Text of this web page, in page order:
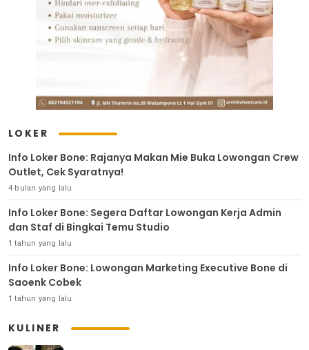
LOKER
Info Loker Bone: Rajanya Makan Mie Buka Lowongan Crew
Outlet, Cek Syaratnya!
4 bulan yang lalu
Info Loker Bone: Segera Daftar Lowongan Kerja Admin
dan Staf di Bingkai Temu Studio
1 tahun yang lalu
Info Loker Bone: Lowongan Marketing Executive Bone di
Saoenk Cobek
1 tahun yang lalu
KULINER